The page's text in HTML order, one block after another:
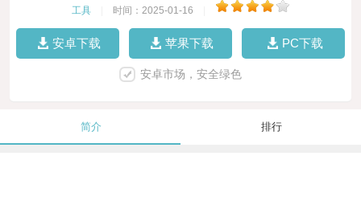
工具 时间：2025-01-16
安卓下载 苹果下载 PC下载
安卓市场，安全绿色
简介 排行